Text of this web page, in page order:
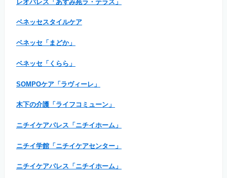
レオパレス「あずみ苑ラ・テラス」
ベネッセスタイルケア
ベネッセ「まどか」
ベネッセ「くらら」
SOMPOケア「ラヴィーレ」
木下の介護「ライフコミューン」
ニチイケアパレス「ニチイホーム」
ニチイ学館「ニチイケアセンター」
ニチイケアパレス「ニチイホーム」